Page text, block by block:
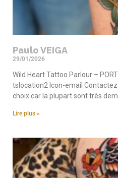
Paulo VEIGA
29/01/2026
Wild Heart Tattoo Parlour –
tslocation2 Icon-email
choix car la plupart sont très
Lire plus »